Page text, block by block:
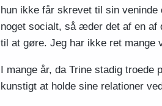
hun ikke får skrevet til sin veninde
noget socialt, så æder det af en af
til at gøre. Jeg har ikke ret mange
I mange år, da Trine stadig troede
kunstigt at holde sine relationer